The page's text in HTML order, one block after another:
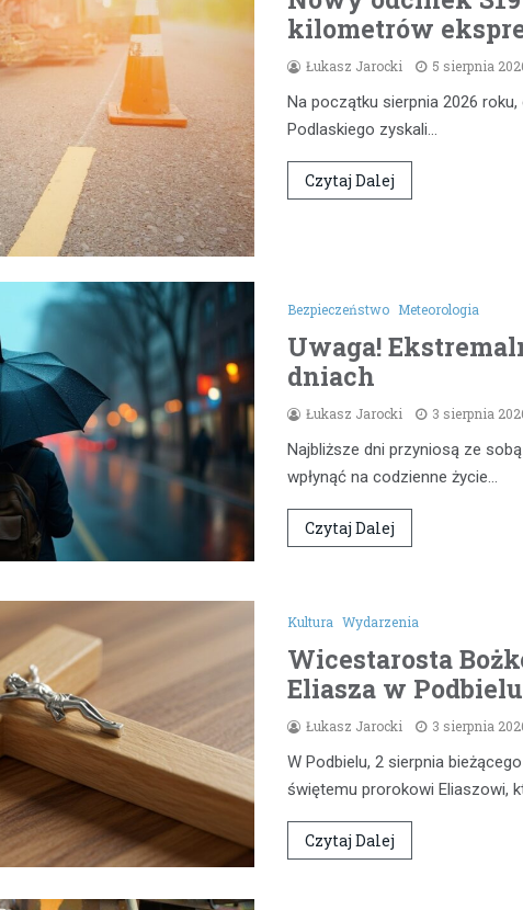
kilometrów
Łukasz Jarocki 5 sierpnia
Na początku sierpnia 2026
Podlaskiego zyskali…
Czytaj Dalej
Bezpieczeństwo Meteorologia
Uwaga!
dniach
Łukasz Jarocki 3 sierpnia
Najbliższe dni przyniosą ze
wpłynąć na codzienne życie…
Czytaj Dalej
Kultura Wydarzenia
Wicestarosta
Eliasza w Podbielu
Łukasz Jarocki 3 sierpnia
W Podbielu, 2 sierpnia
świętemu prorokowi Eliaszowi,
Czytaj Dalej